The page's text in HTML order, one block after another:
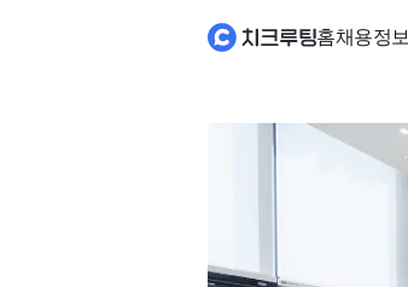
홈채용정보